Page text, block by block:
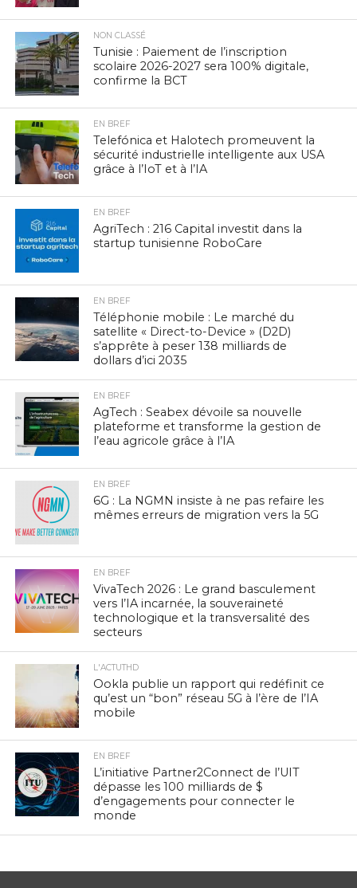
NON CLASSÉ
Tunisie : Paiement de l’inscription
scolaire 2026-2027 sera 100% digitale,
confirme la BCT
EN BREF
Telefónica et Halotech promeuvent la
sécurité industrielle intelligente aux USA
grâce à l’IoT et à l’IA
EN BREF
AgriTech : 216 Capital investit dans la
startup tunisienne RoboCare
EN BREF
Téléphonie mobile : Le marché du
satellite « Direct-to-Device » (D2D)
s’apprête à peser 138 milliards de
dollars d’ici 2035
EN BREF
AgTech : Seabex dévoile sa nouvelle
plateforme et transforme la gestion de
l’eau agricole grâce à l’IA
EN BREF
6G : La NGMN insiste à ne pas refaire les
mêmes erreurs de migration vers la 5G
EN BREF
VivaTech 2026 : Le grand basculement
vers l’IA incarnée, la souveraineté
technologique et la transversalité des
secteurs
L'ACTUTHD
Ookla publie un rapport qui redéfinit ce
qu’est un “bon” réseau 5G à l’ère de l’IA
mobile
EN BREF
L’initiative Partner2Connect de l’UIT
dépasse les 100 milliards de $
d’engagements pour connecter le
monde